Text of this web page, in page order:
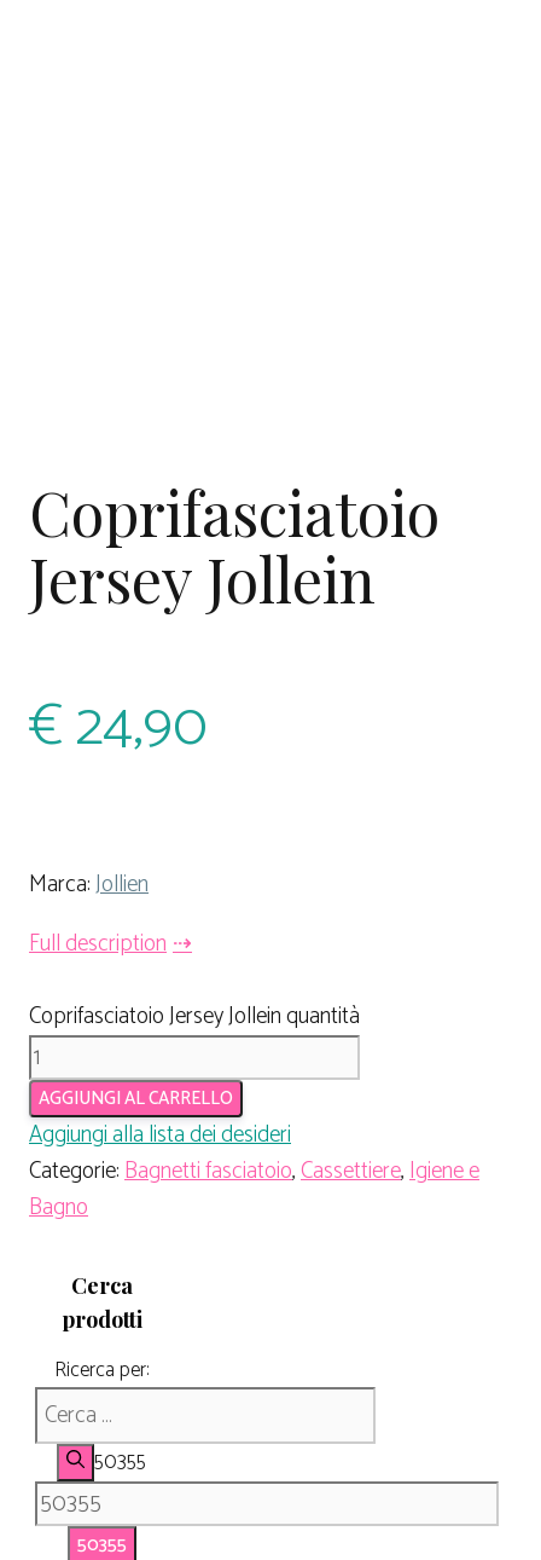
Coprifasciatoio
Jersey Jollein
€24,90
Marca:Jollien
Full description
Coprifasciatoio Jersey Jollein quantità
AGGIUNGI AL CARRELLO
Aggiungi alla lista dei desideri
Categorie:Bagnetti fasciatoio,Cassettiere,Igiene e
Bagno
Cerca
prodotti
Ricerca per:
50355